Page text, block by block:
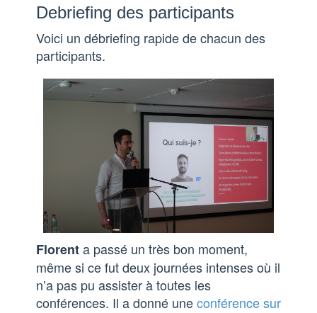
Debriefing des participants
Voici un débriefing rapide de chacun des
participants.
Florenta passé un très bon moment,
même si ce fut deux journées intenses où il
n’a pas pu assister à toutes les
conférences. Il a donné uneconférence sur